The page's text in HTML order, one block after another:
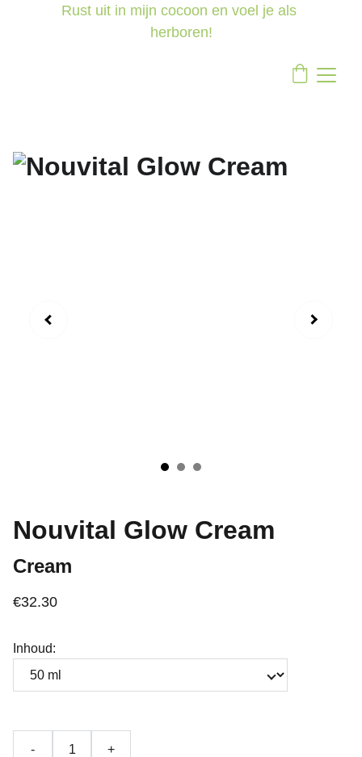
Rust uit in mijn cocoon en voel je als
herboren!
Nouvital Glow Cream
Cream
€32.30
Inhoud:
- +